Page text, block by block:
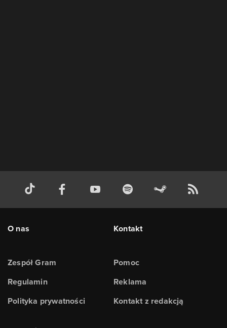
O nas
Zespół Gram
Regulamin
Polityka prywatności
Kontakt
Pomoc
Reklama
Kontakt z redakcją